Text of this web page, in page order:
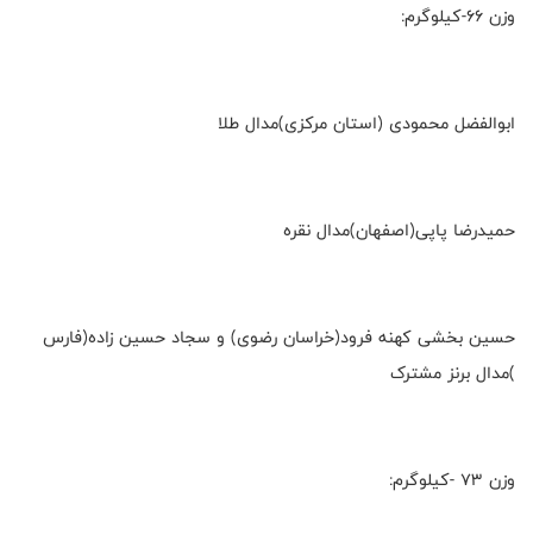
وزن ۶۶-کیلوگرم:
ابوالفضل محمودی (استان مرکزی)مدال طلا
حمیدرضا پاپی(اصفهان)مدال نقره
حسین بخشی کهنه فرود(خراسان رضوی) و سجاد حسین زاده(فارس
)مدال برنز مشترک
وزن ۷۳ -کیلوگرم: